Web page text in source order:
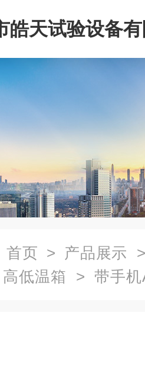
皓天试验设备
首页 > 产品展示
高低温箱 > 带手机